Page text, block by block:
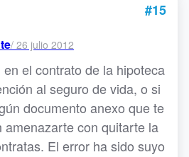
#15
/ 26 julio 2012
el contrato de la hipoteca
al seguro de vida, o si
documento anexo que te
amenazarte con quitarte la
El error ha sido suyo